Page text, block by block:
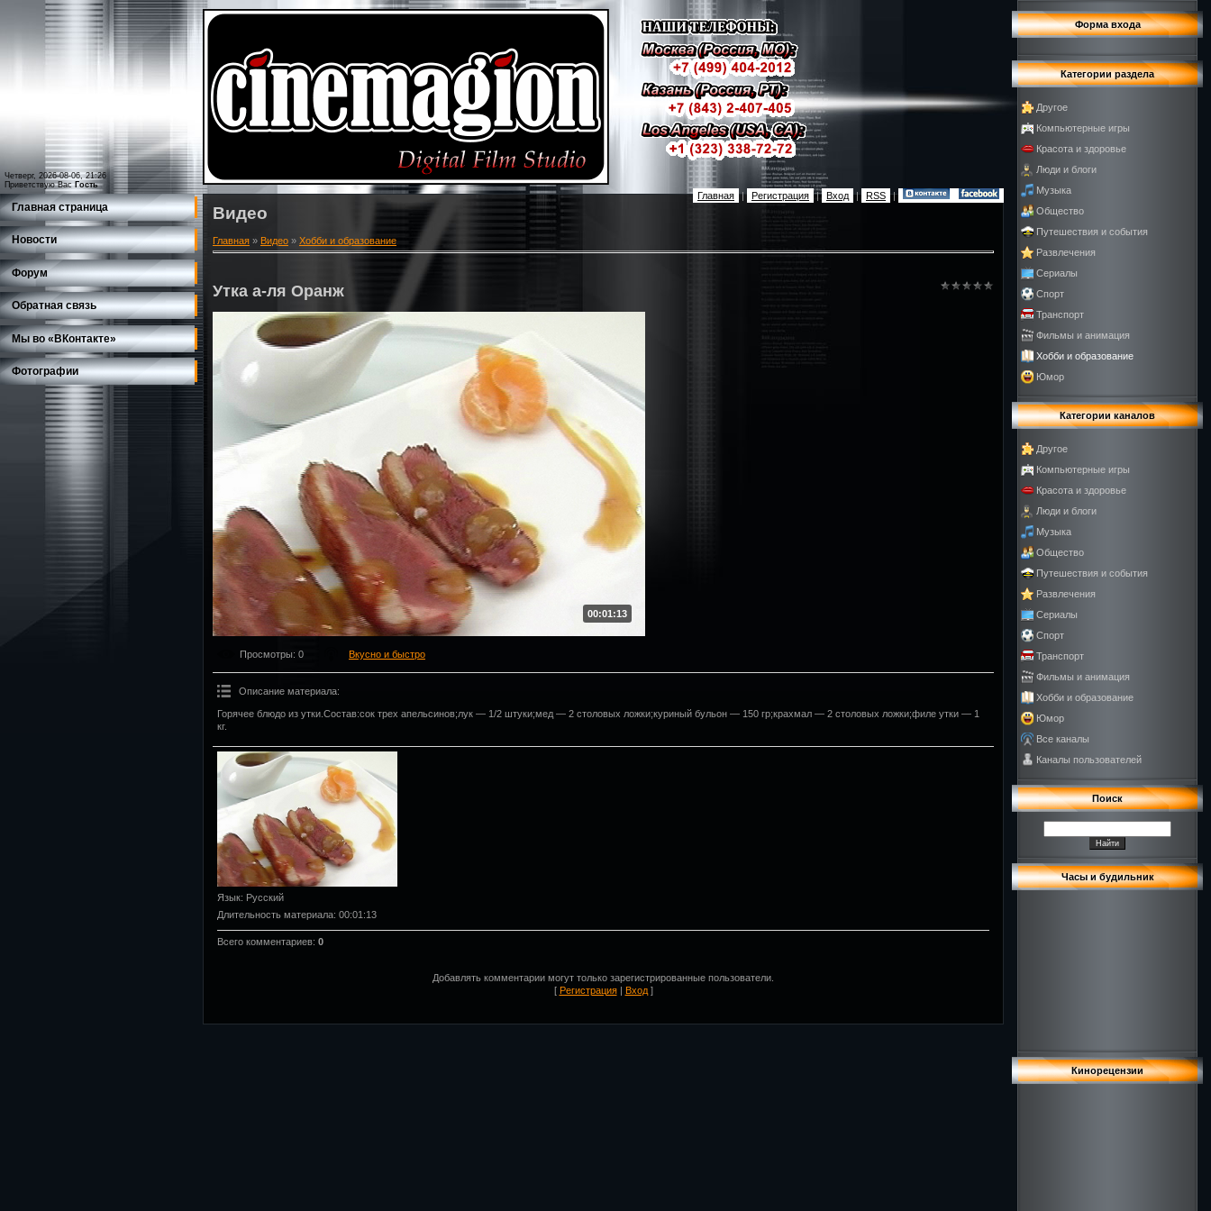
Четверг, 2026-08-06, 21:26
Приветствую Вас Гость
Главная | Регистрация | Вход | RSS |
Главная страница
Новости
Форум
Обратная связь
Мы во «ВКонтакте»
Фотографии
Видео
Главная » Видео » Хобби и образование
Утка а-ля Оранж
00:01:13
Просмотры: 0 Вкусно и быстро
Описание материала:
Горячее блюдо из утки.Состав:сок трех апельсинов;лук — 1/2 штуки;мед — 2 столовых ложки;куриный бульон — 150 гр;крахмал — 2 столовых ложки;филе утки — 1
кг.
Язык: Русский
Длительность материала: 00:01:13
Всего комментариев: 0
Добавлять комментарии могут только зарегистрированные пользователи.
[ Регистрация| Вход]
Форма входа
Категории раздела
Другое
Компьютерные игры
Красота и здоровье
Люди и блоги
Музыка
Общество
Путешествия и события
Развлечения
Сериалы
Спорт
Транспорт
Фильмы и анимация
Хобби и образование
Юмор
Категории каналов
Другое
Компьютерные игры
Красота и здоровье
Люди и блоги
Музыка
Общество
Путешествия и события
Развлечения
Сериалы
Спорт
Транспорт
Фильмы и анимация
Хобби и образование
Юмор
Все каналы
Каналы пользователей
Поиск
Часы и будильник
Кинорецензии